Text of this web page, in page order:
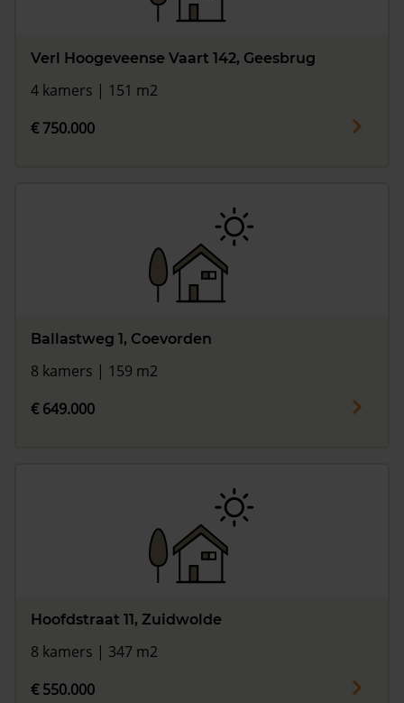
Verl Hoogeveense Vaart 142, Geesbrug
4 kamers | 151 m2
€ 750.000
Ballastweg 1, Coevorden
8 kamers | 159 m2
€ 649.000
Hoofdstraat 11, Zuidwolde
8 kamers | 347 m2
€ 550.000